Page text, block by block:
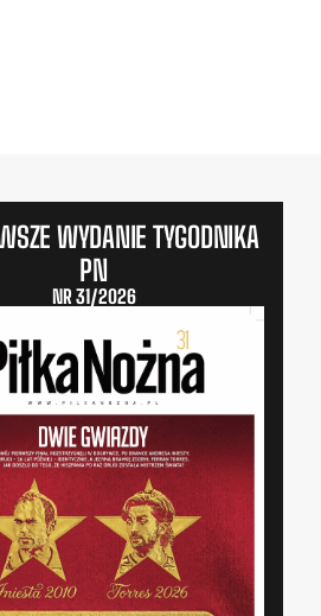
WYDANIE TYGODNIKA
PN
NR 31/2026